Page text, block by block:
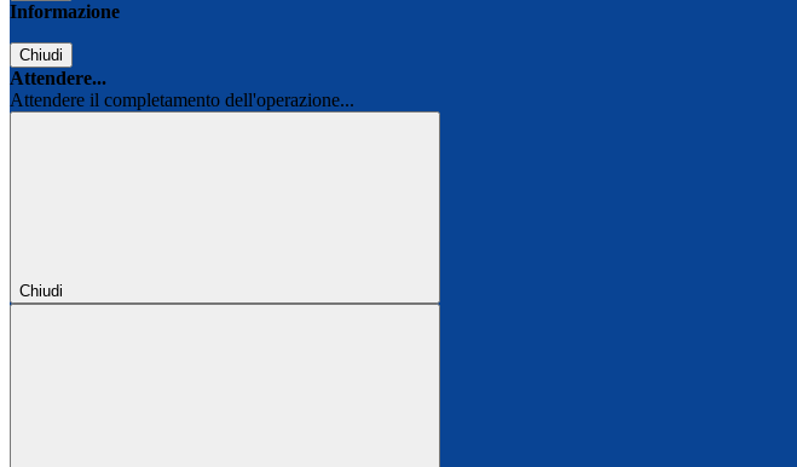
Informazione
Chiudi
Attendere...
Attendere il completamento dell'operazione...
Chiudi